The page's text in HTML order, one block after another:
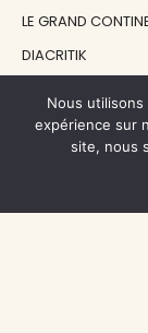
LE GRAND
DIACRITIK
NOS SOUTIENS
CENTRE NATIONAL
Nous
expérience sur
site, nous